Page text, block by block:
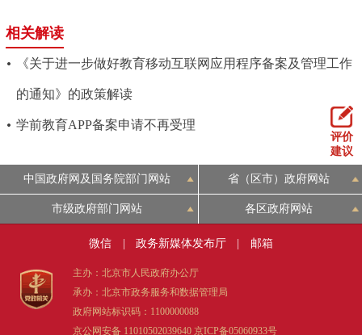
相关解读
《关于进一步做好教育移动互联网应用程序备案及管理工作
的通知》的政策解读
学前教育APP备案申请不再受理
评价
建议
中国政府网及国务院部门网站 省（区市）政府网站
市级政府部门网站 各区政府网站
微信 政务新媒体发布厅 邮箱
主办：北京市人民政府办公厅
承办：北京市政务服务和数据管理局
政府网站标识码：1100000088
京公网安备 11010502039640 京ICP备05060933号